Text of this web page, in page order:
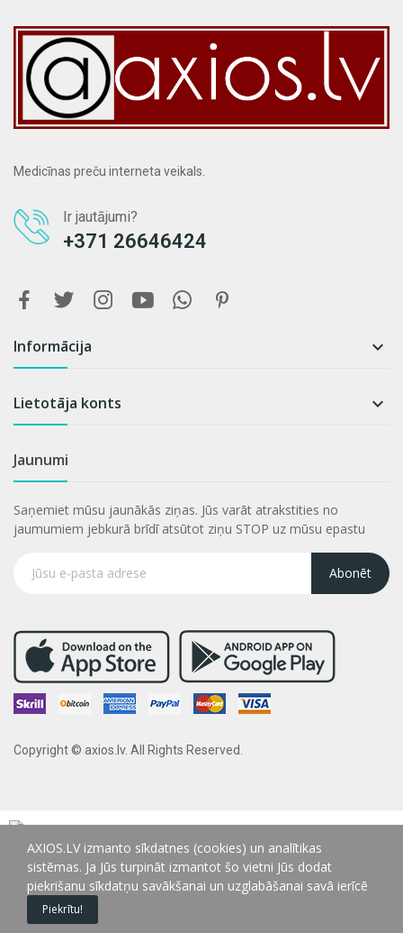
Medicīnas preču interneta veikals.
Ir jautājumi?
+371 26646424
Informācija 
Lietotāja konts 
Jaunumi
Saņemiet mūsu jaunākās ziņas. Jūs varāt atrakstities no
jaumumiem jebkurā brīdī atsūtot ziņu STOP uz mūsu epastu
Abonēt
Copyright © axios.lv. All Rights Reserved.
AXIOS.LV izmanto sīkdatnes (cookies) un analītikas
sistēmas. Ja Jūs turpināt izmantot šo vietni Jūs dodat
piekrišanu sīkdatņu savākšanai un uzglabāšanai savā ierīcē
Piekrītu!